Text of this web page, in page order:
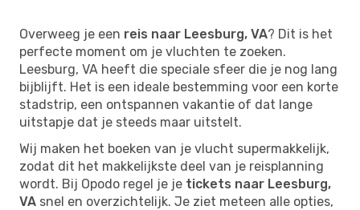
Overweeg je een reis naar Leesburg, VA? Dit is het
perfecte moment om je vluchten te zoeken.
Leesburg, VA heeft die speciale sfeer die je nog lang
bijblijft. Het is een ideale bestemming voor een korte
stadstrip, een ontspannen vakantie of dat lange
uitstapje dat je steeds maar uitstelt.
Wij maken het boeken van je vlucht supermakkelijk,
zodat dit het makkelijkste deel van je reisplanning
wordt. Bij Opodo regel je je tickets naar Leesburg,
VA snel en overzichtelijk. Je ziet meteen alle opties,